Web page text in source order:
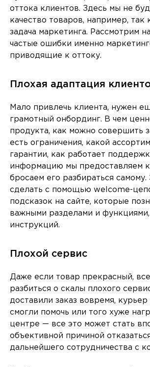
оттока клиентов. Здесь мы не
качество товаров, например, так
задача маркетинга. Рассмотрим
частые ошибки именно
приводящие к оттоку.
Плохая адаптация
Мало привлечь клиента, нужен
грамотный онбординг. В чем
продукта, как можно совершить
есть ограничения, какой
гарантии, как работает
информацию мы предоставляем
бросаем его разбираться
сделать с помощью welcome-
подсказок на сайте, которые
важными разделами и
инструкций.
Плохой сервис
Даже если товар прекрасный,
разбиться о скалы плохого
доставили заказ вовремя, курьер
смогли помочь или того хуже
центре — все это может стать
объективной причиной
дальнейшего сотрудничества с